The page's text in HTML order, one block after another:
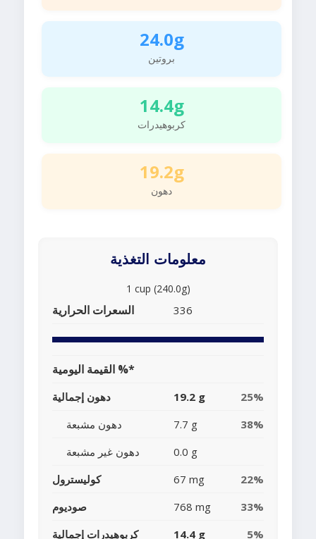
24.0g
بروتين
14.4g
كربوهيدرات
19.2g
دهون
معلومات التغذية
1 cup (240.0g)
السعرات الحرارية 336
القيمة اليومية %*
دهون إجمالية 19.2 g
25%
دهون مشبعة
7.7 g
38%
دهون غير مشبعة
0.0 g
كوليسترول
67 mg
22%
صوديوم
768 mg
33%
كربوهيدرات إجمالية
14.4 g 5%